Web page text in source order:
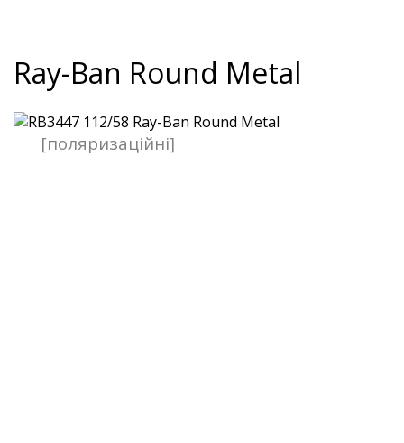
Ray-Ban Round Metal
[поляризаційні]